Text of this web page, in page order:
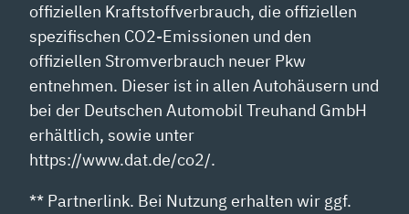
offiziellen Kraftstoffverbrauch, die offiziellen
spezifischen CO2-Emissionen und den
offiziellen Stromverbrauch neuer Pkw
entnehmen. Dieser ist in allen Autohäusern und
bei der Deutschen Automobil Treuhand GmbH
erhältlich, sowie unter
https://www.dat.de/co2/.
** Partnerlink. Bei Nutzung erhalten wir ggf.